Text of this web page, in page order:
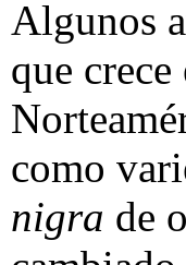
Algunos
que
como
nigra de